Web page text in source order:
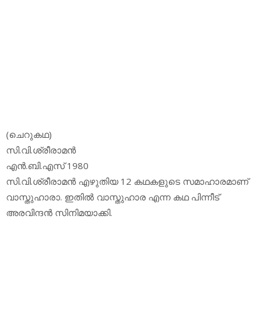
(ചെറുകഥ)
സി.വി.ശ്രീരാമന്‍
എന്‍.ബി.എസ് 1980
സി.വി.ശ്രീരാമന്‍ എഴുതിയ 12 കഥകളുടെ സമാഹാരമാണ്
വാസ്തുഹാരാ. ഇതില്‍ വാസ്തുഹാര എന്ന കഥ പിന്നീട്
അരവിന്ദന്‍ സിനിമയാക്കി.